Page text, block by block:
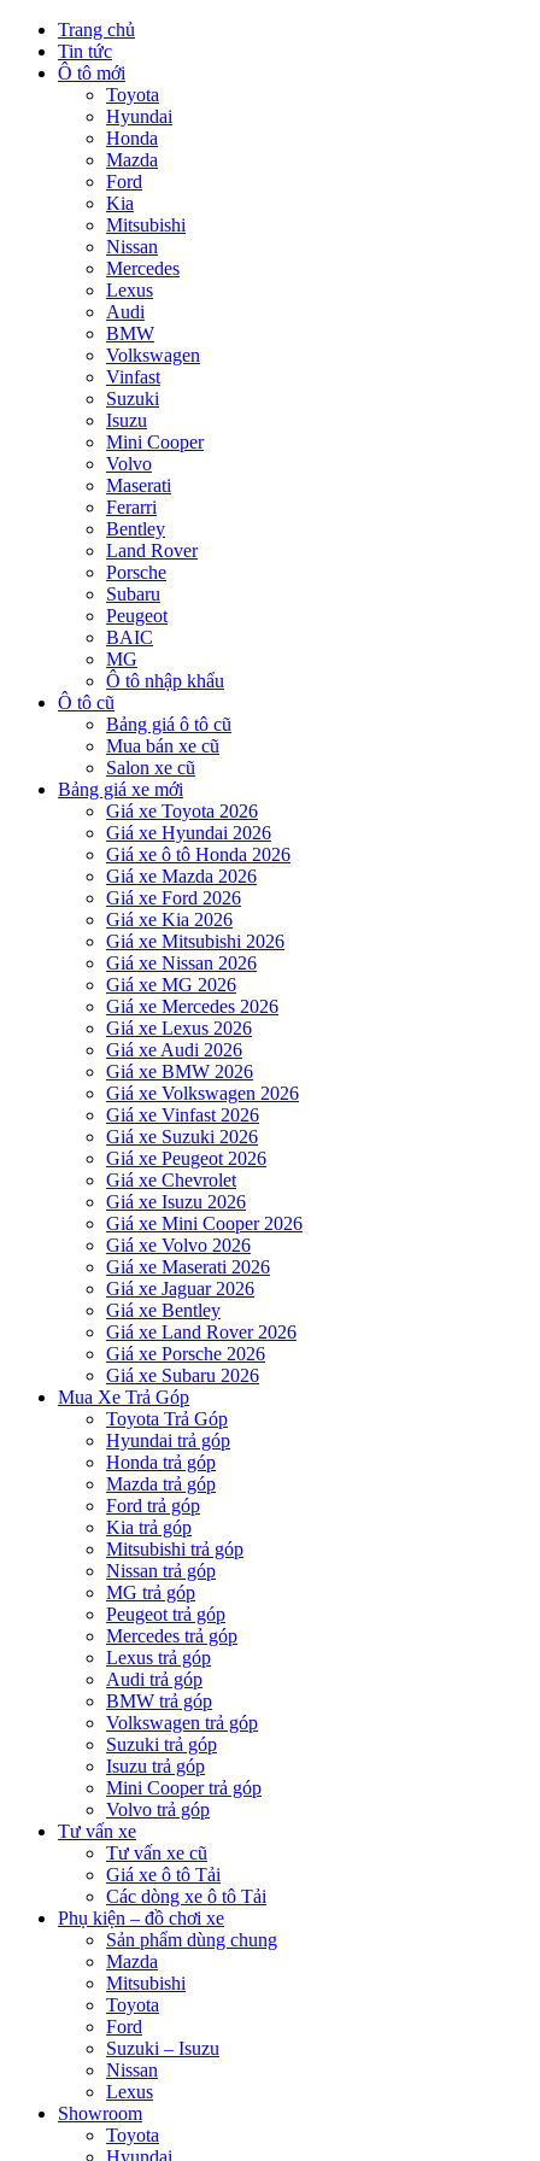
Trang chủ
Tin tức
Ô tô mới
Toyota
Hyundai
Honda
Mazda
Ford
Kia
Mitsubishi
Nissan
Mercedes
Lexus
Audi
BMW
Volkswagen
Vinfast
Suzuki
Isuzu
Mini Cooper
Volvo
Maserati
Ferarri
Bentley
Land Rover
Porsche
Subaru
Peugeot
BAIC
MG
Ô tô nhập khẩu
Ô tô cũ
Bảng giá ô tô cũ
Mua bán xe cũ
Salon xe cũ
Bảng giá xe mới
Giá xe Toyota 2026
Giá xe Hyundai 2026
Giá xe ô tô Honda 2026
Giá xe Mazda 2026
Giá xe Ford 2026
Giá xe Kia 2026
Giá xe Mitsubishi 2026
Giá xe Nissan 2026
Giá xe MG 2026
Giá xe Mercedes 2026
Giá xe Lexus 2026
Giá xe Audi 2026
Giá xe BMW 2026
Giá xe Volkswagen 2026
Giá xe Vinfast 2026
Giá xe Suzuki 2026
Giá xe Peugeot 2026
Giá xe Chevrolet
Giá xe Isuzu 2026
Giá xe Mini Cooper 2026
Giá xe Volvo 2026
Giá xe Maserati 2026
Giá xe Jaguar 2026
Giá xe Bentley
Giá xe Land Rover 2026
Giá xe Porsche 2026
Giá xe Subaru 2026
Mua Xe Trả Góp
Toyota Trả Góp
Hyundai trả góp
Honda trả góp
Mazda trả góp
Ford trả góp
Kia trả góp
Mitsubishi trả góp
Nissan trả góp
MG trả góp
Peugeot trả góp
Mercedes trả góp
Lexus trả góp
Audi trả góp
BMW trả góp
Volkswagen trả góp
Suzuki trả góp
Isuzu trả góp
Mini Cooper trả góp
Volvo trả góp
Tư vấn xe
Tư vấn xe cũ
Giá xe ô tô Tải
Các dòng xe ô tô Tải
Phụ kiện – đồ chơi xe
Sản phẩm dùng chung
Mazda
Mitsubishi
Toyota
Ford
Suzuki – Isuzu
Nissan
Lexus
Showroom
Toyota
Hyundai